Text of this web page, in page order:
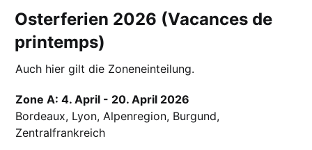
Osterferien 2026 (Vacances de
printemps)
Auch hier gilt die Zoneneinteilung.
Zone A: 4. April - 20. April 2026
Bordeaux, Lyon, Alpenregion, Burgund,
Zentralfrankreich